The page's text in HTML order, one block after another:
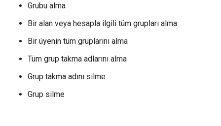
Grubu alma
Bir alan veya hesapla ilgili tüm grupları alma
Bir üyenin tüm gruplarını alma
Tüm grup takma adlarını alma
Grup takma adını silme
Grup silme